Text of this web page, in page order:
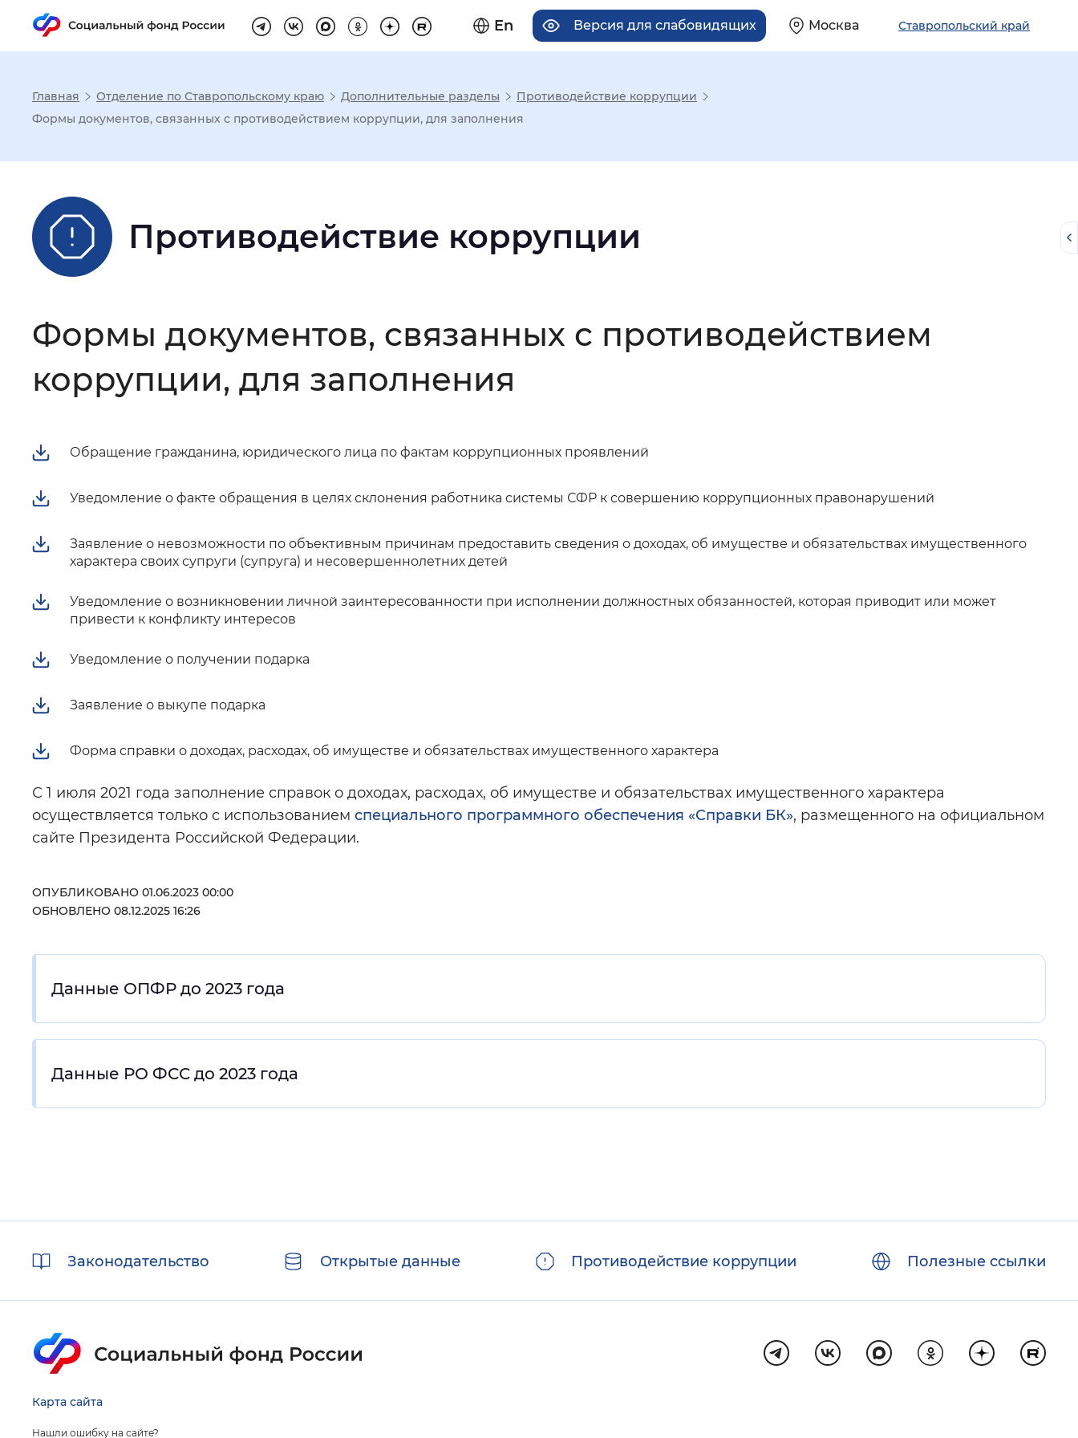
En Версия для слабовидящих Москва Ставропольский край
Настройка режима отображения
Шрифт: Без засечек С засечками
Цвет сайта: Монохромный Инверсивный монохромный
Изображения: Включены Выключены
Вернуть стандартные настройки Закрыть
Главная Отделение по Ставропольскому краю Дополнительные разделы
Противодействие коррупции
Формы документов, связанных с противодействием коррупции, для заполнения
Противодействие коррупции
Формы документов, связанных с противодействием
коррупции, для заполнения
Обращение гражданина, юридического лица по фактам коррупционных проявлений
Уведомление о факте обращения в целях склонения работника системы СФР к совершению коррупционных правонарушений
Заявление о невозможности по объективным причинам предоставить сведения о доходах, об имуществе и обязательствах имущественного
характера своих супруги (супруга) и несовершеннолетних детей
Уведомление о возникновении личной заинтересованности при исполнении должностных обязанностей, которая приводит или может
привести к конфликту интересов
Уведомление о получении подарка
Заявление о выкупе подарка
Форма справки о доходах, расходах, об имуществе и обязательствах имущественного характера
С 1 июля 2021 года заполнение справок о доходах, расходах, об имуществе и обязательствах имущественного характера
осуществляется только с использованием специального программного обеспечения «Справки БК», размещенного на официальном
сайте Президента Российской Федерации.
ОПУБЛИКОВАНО 01.06.2023 00:00
ОБНОВЛЕНО 08.12.2025 16:26
Данные ОПФР до 2023 года
Данные РО ФСС до 2023 года
ссылкиЗаконодательство Открытые данные Противодействие коррупции Полезные ссылки
Карта сайта
Нашли ошибку на сайте?